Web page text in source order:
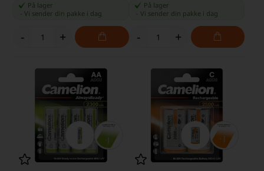
På lager
-Vi sender din pakke i dag
- +
På lager
Vi sender din pakke i dag
- +